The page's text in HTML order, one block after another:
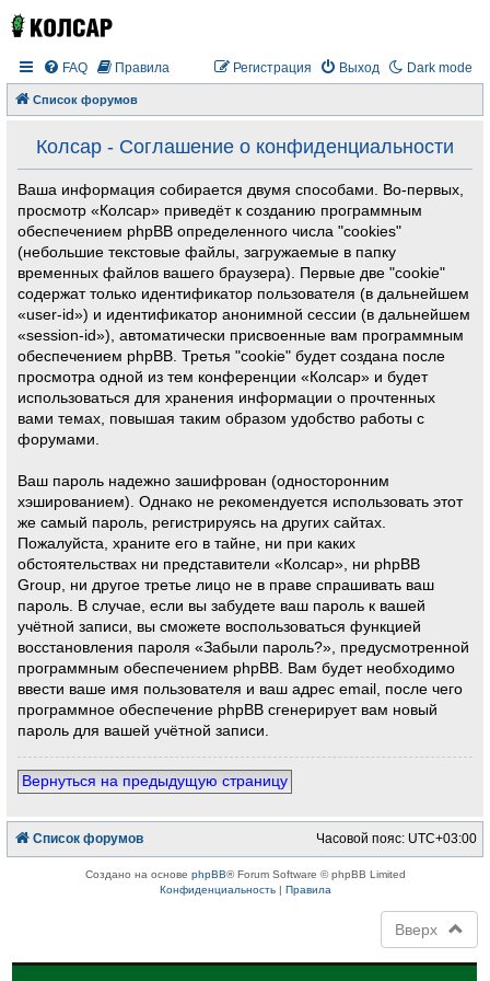
Dark mode
FAQ Правила Выход
Регистрация
Список форумов
Колсар - Соглашение о конфиденциальности
Ваша информация собирается двумя способами. Во-первых,
просмотр «Колсар» приведёт к созданию программным
обеспечением phpBB определенного числа "cookies"
(небольшие текстовые файлы, загружаемые в папку
временных файлов вашего браузера). Первые две "cookie"
содержат только идентификатор пользователя (в дальнейшем
«user-id») и идентификатор анонимной сессии (в дальнейшем
«session-id»), автоматически присвоенные вам программным
обеспечением phpBB. Третья "cookie" будет создана после
просмотра одной из тем конференции «Колсар» и будет
использоваться для хранения информации о прочтенных
вами темах, повышая таким образом удобство работы с
форумами.
Ваш пароль надежно зашифрован (односторонним
хэшированием). Однако не рекомендуется использовать этот
же самый пароль, регистрируясь на других сайтах.
Пожалуйста, храните его в тайне, ни при каких
обстоятельствах ни представители «Колсар», ни phpBB
Group, ни другое третье лицо не в праве спрашивать ваш
пароль. В случае, если вы забудете ваш пароль к вашей
учётной записи, вы сможете воспользоваться функцией
восстановления пароля «Забыли пароль?», предусмотренной
программным обеспечением phpBB. Вам будет необходимо
ввести ваше имя пользователя и ваш адрес email, после чего
программное обеспечение phpBB сгенерирует вам новый
пароль для вашей учётной записи.
Вернуться на предыдущую страницу
Список форумов Часовой пояс: UTC+03:00
Создано на основе phpBB® Forum Software © phpBB Limited
Конфиденциальность| Правила
Вверх